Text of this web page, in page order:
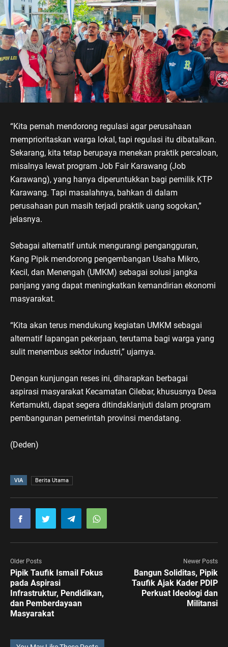
“Kita pernah mendorong regulasi agar perusahaan
memprioritaskan warga lokal, tapi regulasi itu dibatalkan.
Sekarang, kita tetap berupaya menekan praktik percaloan,
misalnya lewat program Job Fair Karawang (Job
Karawang), yang hanya diperuntukkan bagi pemilik KTP
Karawang. Tapi masalahnya, bahkan di dalam
perusahaan pun masih terjadi praktik uang sogokan,”
jelasnya.
Sebagai alternatif untuk mengurangi pengangguran,
Kang Pipik mendorong pengembangan Usaha Mikro,
Kecil, dan Menengah (UMKM) sebagai solusi jangka
panjang yang dapat meningkatkan kemandirian ekonomi
masyarakat.
“Kita akan terus mendukung kegiatan UMKM sebagai
alternatif lapangan pekerjaan, terutama bagi warga yang
sulit menembus sektor industri,” ujarnya.
Dengan kunjungan reses ini, diharapkan berbagai
aspirasi masyarakat Kecamatan Cilebar, khususnya Desa
Kertamukti, dapat segera ditindaklanjuti dalam program
pembangunan pemerintah provinsi mendatang.
(Deden)
VIA Berita Utama
Older Posts
Pipik Taufik Ismail Fokus
pada Aspirasi
Infrastruktur, Pendidikan,
dan Pemberdayaan
Masyarakat
Newer Posts
Bangun Soliditas, Pipik
Taufik Ajak Kader PDIP
Perkuat Ideologi dan
Militansi